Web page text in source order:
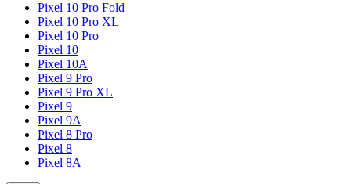
Pixel 10 Pro Fold
Pixel 10 Pro XL
Pixel 10 Pro
Pixel 10
Pixel 10A
Pixel 9 Pro
Pixel 9 Pro XL
Pixel 9
Pixel 9A
Pixel 8 Pro
Pixel 8
Pixel 8A